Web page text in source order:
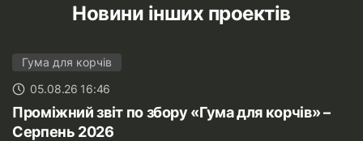
Новини інших проектів
Гума для корчів
05.08.26 16:46
Проміжний звіт по збору «Гума для корчів» –
Серпень 2026